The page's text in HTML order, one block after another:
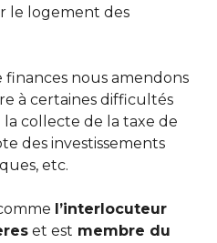
le logement des
finances nous amendons
à certaines difficultés
collecte de la taxe de
des investissements
etc.
l’interlocuteur
et est membre du